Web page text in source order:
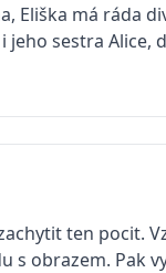
Eliška má ráda
sestra
ten pocit.
s obrazem. Pak